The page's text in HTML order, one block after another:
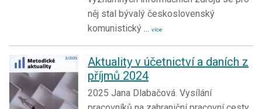
něj stal bývalý československý
komunistický ... více
Aktuality v účetnictví a daních z
příjmů 2024
2025 Jana Dlabačová. Vysílání